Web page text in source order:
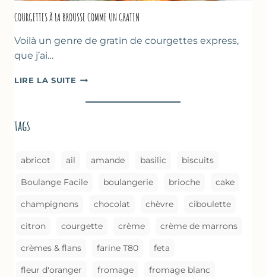
COURGETTES À LA BROUSSE COMME UN GRATIN
Voilà un genre de gratin de courgettes express,
que j’ai…
LIRE LA SUITE COURGETTES
LA
tags
abricot ail amande basilic biscuits
Boulange Facile boulangerie brioche cake
champignons chocolat chèvre ciboulette
citron courgette crème crème de marrons
crèmes & flans farine T80 feta
fleur d'oranger fromage fromage blanc